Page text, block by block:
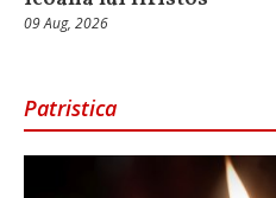
09 Aug, 2026
Patristica